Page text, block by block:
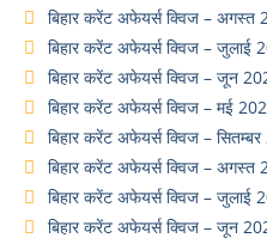
बिहार करेंट अफेयर्स क्विज – अगस्त
बिहार करेंट अफेयर्स क्विज – जुलाई
बिहार करेंट अफेयर्स क्विज – जून
बिहार करेंट अफेयर्स क्विज – मई
बिहार करेंट अफेयर्स क्विज –
बिहार करेंट अफेयर्स क्विज – अगस्त
बिहार करेंट अफेयर्स क्विज – जुलाई
बिहार करेंट अफेयर्स क्विज – जून